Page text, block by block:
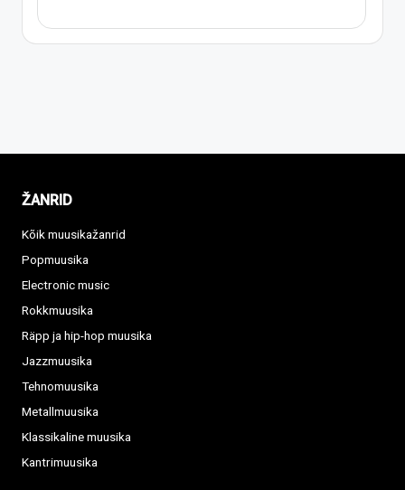
ŽANRID
Kõik muusikažanrid
Popmuusika
Electronic music
Rokkmuusika
Räpp ja hip-hop muusika
Jazzmuusika
Tehnomuusika
Metallmuusika
Klassikaline muusika
Kantrimuusika